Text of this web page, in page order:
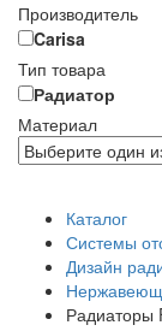
Производитель
Carisa
Тип товара
Радиатор
Материал
Каталог
Системы
Дизайн
Радиаторы